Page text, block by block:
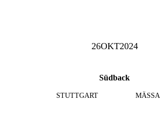
26OKT2024
Südback
STUTTGART MÄSSA